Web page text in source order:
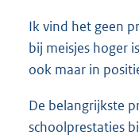
Ik vind het geen
bij meisjes hoger
ook maar in
De belangrijkste
schoolprestaties